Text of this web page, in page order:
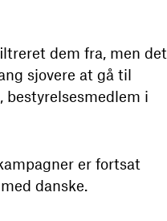
dem fra, men det
sjovere at gå til
bestyrelsesmedlem i
er fortsat
danske.